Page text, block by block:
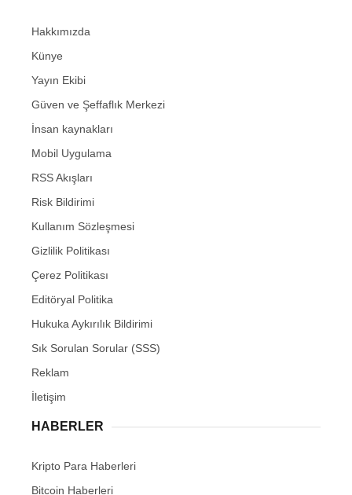
Hakkımızda
Künye
Yayın Ekibi
Güven ve Şeffaflık Merkezi
İnsan kaynakları
Mobil Uygulama
RSS Akışları
Risk Bildirimi
Kullanım Sözleşmesi
Gizlilik Politikası
Çerez Politikası
Editöryal Politika
Hukuka Aykırılık Bildirimi
Sık Sorulan Sorular (SSS)
Reklam
İletişim
HABERLER
Kripto Para Haberleri
Bitcoin Haberleri